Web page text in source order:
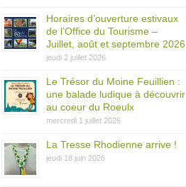
Horaires d’ouverture estivaux
de l’Office du Tourisme –
Juillet, août et septembre 2026
jeudi 2 juillet 2026
Le Trésor du Moine Feuillien :
une balade ludique à découvrir
au coeur du Roeulx
mercredi 1 juillet 2026
La Tresse Rhodienne arrive !
jeudi 18 juin 2026